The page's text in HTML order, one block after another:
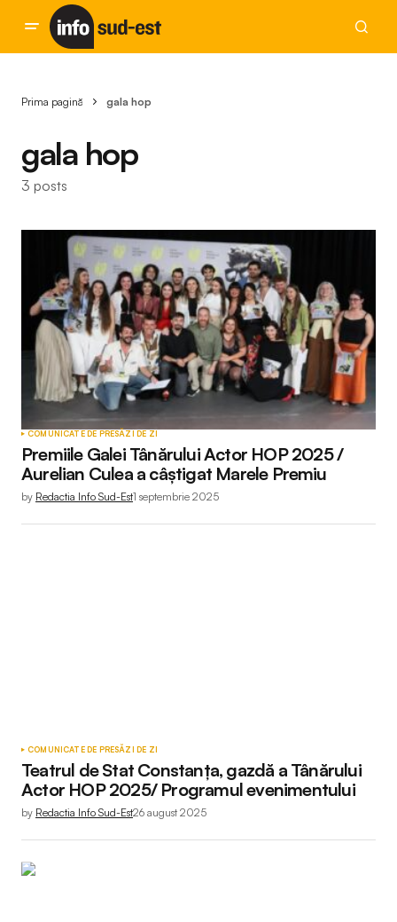
Prima pagină gala hop
gala hop
3 posts
COMUNICATE DE PRESĂZI DE ZI
Premiile Galei Tânărului Actor HOP 2025 /
Aurelian Culea a câștigat Marele Premiu
by Redactia Info Sud-Est1 septembrie 2025
COMUNICATE DE PRESĂZI DE ZI
Teatrul de Stat Constanța, gazdă a Tânărului
Actor HOP 2025/ Programul evenimentului
by Redactia Info Sud-Est26 august 2025